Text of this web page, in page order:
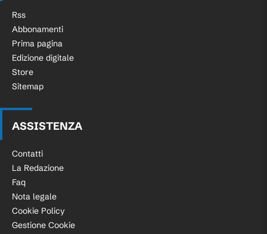
Rss
Abbonamenti
Prima pagina
Edizione digitale
Store
Sitemap
ASSISTENZA
Contatti
La Redazione
Faq
Nota legale
Cookie Policy
Gestione Cookie